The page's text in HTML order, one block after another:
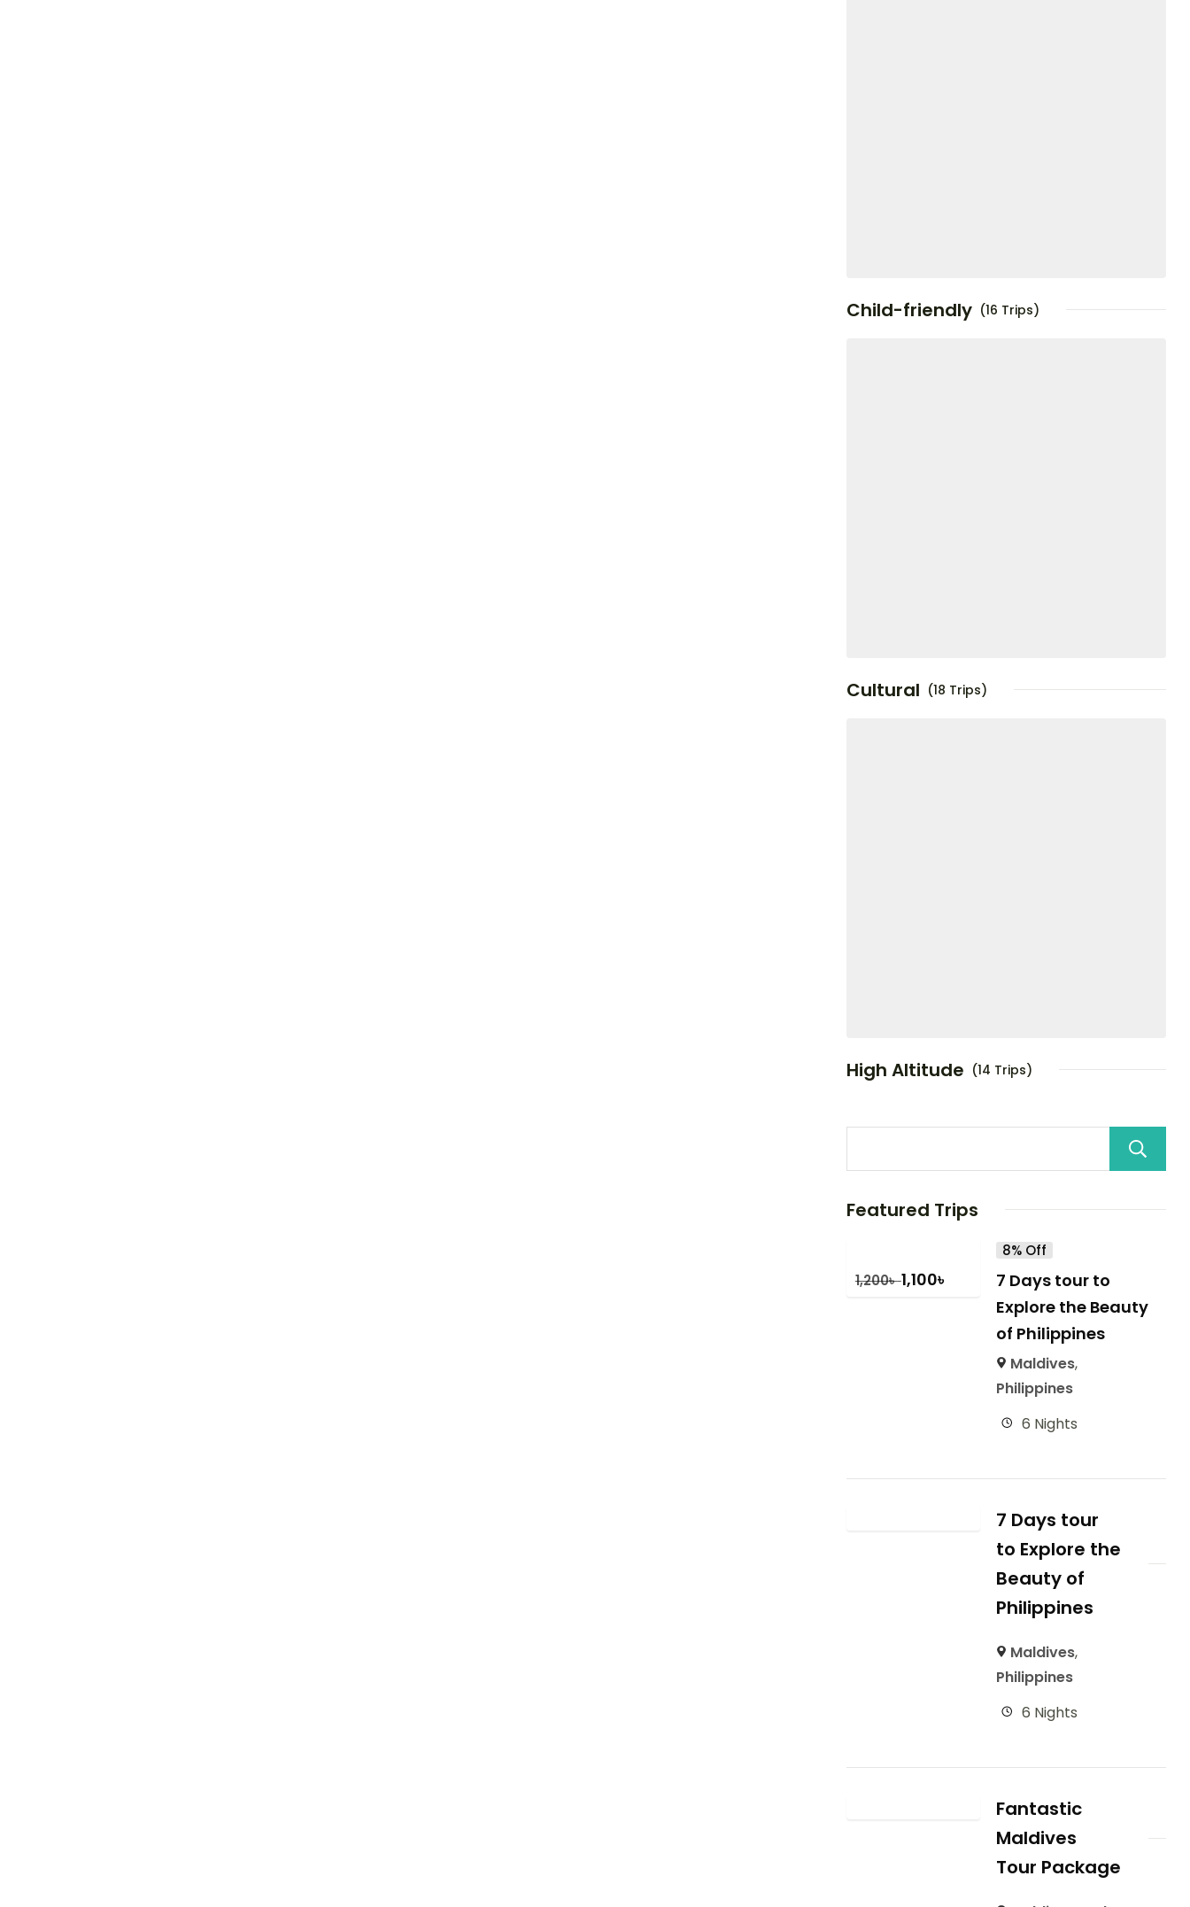
Child-friendly (16 Trips)
Cultural (18 Trips)
High Altitude (14 Trips)
Featured Trips
1,200৳1,100৳
8% Off
7 Days tour to
Explore the Beauty
of Philippines
Maldives,
Philippines
6 Nights
7 Days tour
to Explore the
Beauty of
Philippines
Maldives,
Philippines
6 Nights
Fantastic
Maldives
Tour Package